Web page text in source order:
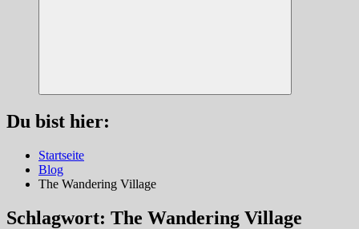
Suchen
Du bist hier:
Startseite
Blog
The Wandering Village
Schlagwort: The Wandering Village